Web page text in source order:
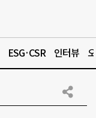
ESG·CSR 인터뷰